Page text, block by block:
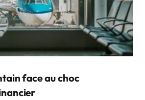
face au choc